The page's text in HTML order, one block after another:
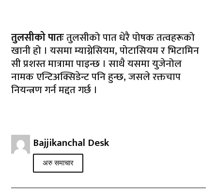
तुलसीको पातःतुलसीको पात धेरै पोषक तत्वहरूको
खानी हो । यसमा म्याग्नेसियम, पोटासियम र भिटामिन
सी प्रशस्त मात्रामा पाइन्छ । साथै यसमा युजेनोल
नामक एन्टिअक्सिडेन्ट पनि हुन्छ, जसले रक्तचाप
नियन्त्रण गर्न मद्दत गर्छ ।
Bajjikanchal Desk
अरु समाचार